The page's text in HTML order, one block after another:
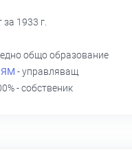
1933 г.
общо образование
- управляващ
- собственик